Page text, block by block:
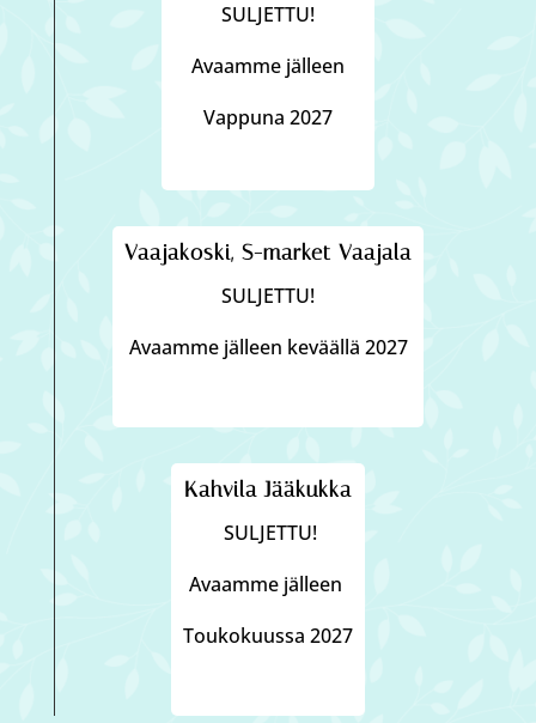
SULJETTU!
Avaamme jälleen
Vappuna 2027
Vaajakoski, S-market Vaajala
SULJETTU!
Avaamme jälleen keväällä 2027
Kahvila Jääkukka
SULJETTU!
Avaamme jälleen
Toukokuussa 2027